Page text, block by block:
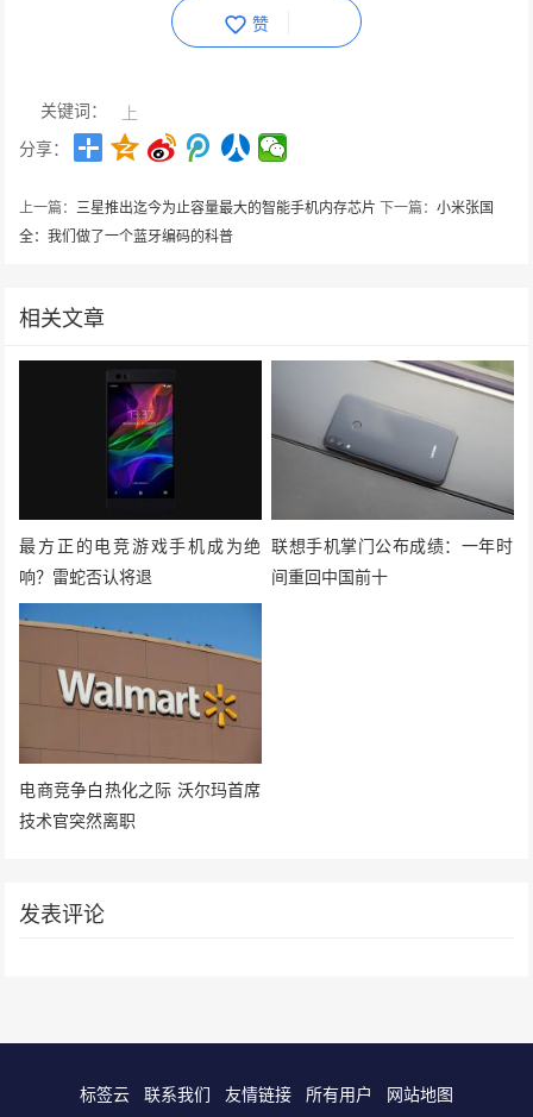
赞
关键词：
上
分享：
上一篇： 三星推出迄今为止容量最大的智能手机内存芯片 下一篇：小米张国
全：我们做了一个蓝牙编码的科普
相关文章
最方正的电竞游戏手机成为绝
响？雷蛇否认将退
联想手机掌门公布成绩：一年时
间重回中国前十
电商竞争白热化之际 沃尔玛首席
技术官突然离职
发表评论
标签云 联系我们 友情链接 所有用户 网站地图